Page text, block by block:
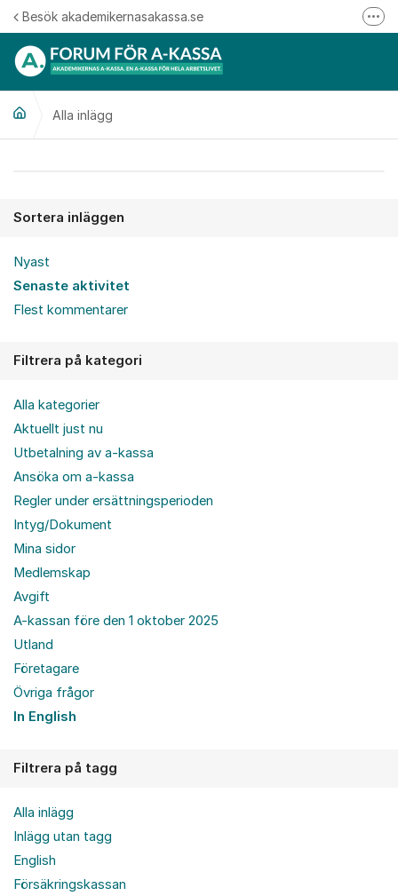
Hoppa till innehåll
Besök akademikernasakassa.se
Alla inlägg
Sortera inläggen
Nyast
Senaste aktivitet
Flest kommentarer
Filtrera på kategori
Alla kategorier
Aktuellt just nu
Utbetalning av a-kassa
Ansöka om a-kassa
Regler under ersättningsperioden
Intyg/Dokument
Mina sidor
Medlemskap
Avgift
A-kassan före den 1 oktober 2025
Utland
Företagare
Övriga frågor
In English
Filtrera på tagg
Alla inlägg
Inlägg utan tagg
English
Försäkringskassan